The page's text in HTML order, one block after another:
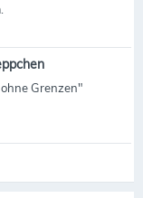
Grenzen"